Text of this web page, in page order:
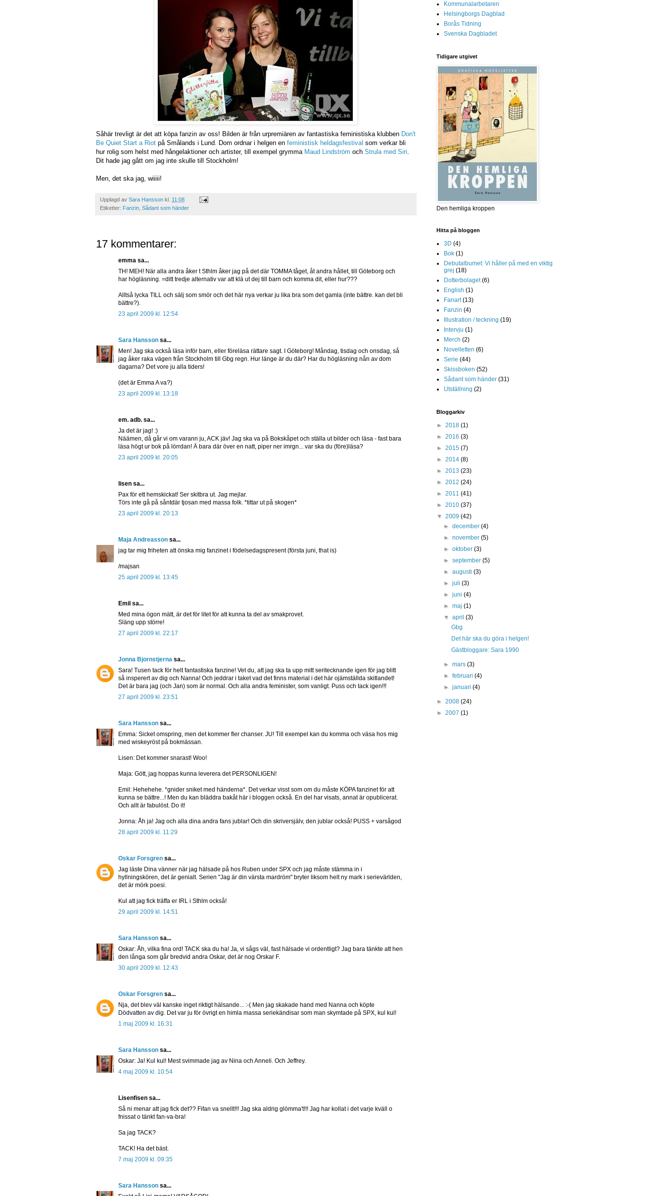
Såhär trevligt är det att köpa fanzin av oss! Bilden är från urpremiären av fantastiska feministiska klubben Don't
Be Quiet Start a Riot på Smålands i Lund. Dom ordnar i helgen en feministisk heldagsfestival som verkar bli
hur rolig som helst med hångelaktioner och artister, till exempel grymma Maud Lindström och Strula med Siri
Dit hade jag gått om jag inte skulle till Stockholm!
Men, det ska jag, wiiiii!
Upplagd av Sara Hansson kl. 11:08
Etiketter: Fanzin Sådant som händer
17 kommentarer:
emma sa...
TH! MEH! När alla andra åker t Sthlm åker jag på det där TOMMA tåget, åt andra hållet, till Göteborg och
har högläsning. =ditt tredje alternativ var att klä ut dej till barn och komma dit, eller hur???
Alltså lycka TILL och sälj som smör och det här nya verkar ju lika bra som det gamla (inte bättre. kan det bli
bättre?).
23 april 2009 kl. 12:54
Sara Hansson sa...
Men! Jag ska också läsa inför barn, eller föreläsa rättare sagt. I Göteborg! Måndag, tisdag och onsdag, så
jag åker raka vägen från Stockholm till Gbg regn. Hur länge är du där? Har du högläsning nån av dom
dagarna? Det vore ju alla tiders!
(det är Emma A va?)
23 april 2009 kl. 13:18
em. adb. sa...
Ja det är jag! :)
Näämen, då går vi om varann ju, ACK jäv! Jag ska va på Bokskåpet och ställa ut bilder och läsa - fast bara
läsa högt ur bok på lörrdan! Ä bara där över en natt, piper ner imrgn... var ska du (före)läsa?
23 april 2009 kl. 20:05
lisen sa...
Pax för ett hemskickat! Ser skitbra ut. Jag mejlar.
Törs inte gå på såntdär tjosan med massa folk. *tittar ut på skogen*
23 april 2009 kl. 20:13
Maja Andreasson sa...
jag tar mig friheten att önska mig fanzinet i födelsedagspresent (första juni, that is)
/majsan
25 april 2009 kl. 13:45
Emil sa...
Med mina ögon mätt, är det för litet för att kunna ta del av smakprovet.
Släng upp större!
27 april 2009 kl. 22:17
Jonna Bjornstjerna sa...
Sara! Tusen tack för helt fantastiska fanzine! Vet du, att jag ska ta upp mitt seritecknande igen för jag blitt
så insperert av dig och Nanna! Och jeddrar i taket vad det finns material i det här ojämställda skitlandet!
Det är bara jag (och Jan) som är normal. Och alla andra feminister, som vanligt. Puss och tack igen!!!
27 april 2009 kl. 23:51
Sara Hansson sa...
Emma: Sicket omspring, men det kommer fler chanser. JU! Till exempel kan du komma och väsa hos mig
med wiskeyröst på bokmässan.
Lisen: Det kommer snarast! Woo!
Maja: Gött, jag hoppas kunna leverera det PERSONLIGEN!
Emil: Hehehehe. *gnider sniket med händerna*. Det verkar visst som om du måste KÖPA fanzinet för att
kunna se bättre...! Men du kan bläddra bakåt här i bloggen också. En del har visats, annat är opublicerat.
Och allt är fabulöst. Do it!
Jonna: Åh ja! Jag och alla dina andra fans jublar! Och din skriversjälv, den jublar också! PUSS + varsågod
28 april 2009 kl. 11:29
Oskar Forsgren sa...
Jag läste Dina vänner när jag hälsade på hos Ruben under SPX och jag måste stämma in i
hyllningskören, det är genialt. Serien "Jag är din värsta mardröm" bryter liksom helt ny mark i serievärlden,
det är mörk poesi.
Kul att jag fick träffa er IRL i Sthlm också!
29 april 2009 kl. 14:51
Sara Hansson sa...
Oskar: Åh, vilka fina ord! TACK ska du ha! Ja, vi sågs väl, fast hälsade vi ordentligt? Jag bara tänkte att hen
den långa som går bredvid andra Oskar, det är nog Orskar F.
30 april 2009 kl. 12:43
Oskar Forsgren sa...
Nja, det blev väl kanske inget riktigt hälsande... :-( Men jag skakade hand med Nanna och köpte
Dödvatten av dig. Det var ju för övrigt en himla massa seriekändisar som man skymtade på SPX, kul kul!
1 maj 2009 kl. 16:31
Sara Hansson sa...
Oskar: Ja! Kul kul! Mest svimmade jag av Nina och Anneli. Och Jeffrey.
4 maj 2009 kl. 10:54
Lisenfisen sa...
Så ni menar att jag fick det?? Fifan va snellt!!! Jag ska aldrig glömma't!!! Jag har kollat i det varje kväll o
fnissat o tänkt fan-va-bra!
Sa jag TACK?
TACK! Ha det bäst.
7 maj 2009 kl. 09:35
Sara Hansson sa...
Kommunalarbetaren
Helsingborgs Dagblad
Borås Tidning
Svenska Dagbladet
Tidigare utgivet
Den hemliga kroppen
Hitta på bloggen
3D (4)
Bok (1)
Debutalbumet: Vi håller på med en viktig
grej (18)
Dotterbolaget (6)
English (1)
Fanart (13)
Fanzin (4)
Illustration / teckning (19)
Intervju (1)
Merch (2)
Novelletten (6)
Serie (44)
Skissboken (52)
Sådant som händer (31)
Utställning (2)
Bloggarkiv
► 2018 (1)
► 2016 (3)
► 2015 (7)
► 2014 (8)
► 2013 (23)
► 2012 (24)
► 2011 (41)
► 2010 (37)
▼ 2009 (42)
►december(4)
►november(5)
►oktober(3)
►september(5)
►augusti(3)
►juli(3)
►juni(4)
►maj(1)
▼april(3)
Gbg
Det här ska du göra i helgen!
Gästbloggare: Sara 1990
►mars(3)
►februari(4)
►januari(4)
► 2008 (24)
► 2007 (1)